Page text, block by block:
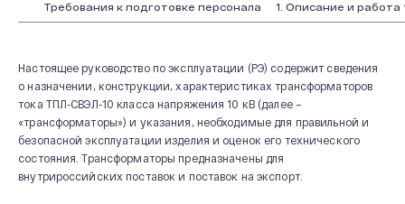
Требования к подготовке персонала 1. Описание и
Настоящее руководство по эксплуатации (РЭ) содержит сведения
о назначении, конструкции, характеристиках трансформаторов
тока ТПЛ-СВЭЛ-10 класса напряжения 10 кВ (далее –
«трансформаторы») и указания, необходимые для правильной и
безопасной эксплуатации изделия и оценок его технического
состояния. Трансформаторы предназначены для
внутрироссийских поставок и поставок на экспорт.